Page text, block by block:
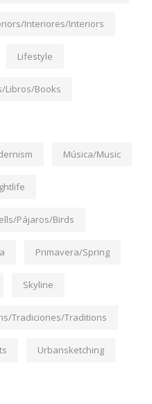
Interiores/Interiors
Lifestyle
Libros/Books
Música/Music
Pájaros/Birds
Primavera/Spring
Skyline
Tradiciones/Traditions
Urbansketching